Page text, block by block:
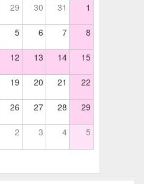
29 30 31 1
5 6 7 8
12 13 14 15
19 20 21 22
26 27 28 29
2 3 4 5